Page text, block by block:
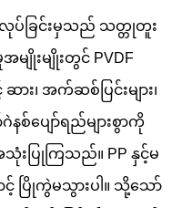
လုပ်ခြင်းမှသည် သတ္တုတူး
ျိုးမျိုးတွင် PVDF
၊ အက်ဆစ်ပြင်းများ၊
ဂဲနစ်ပျော်ရည်များစွာကို
းပြုကြသည်။ PP နှင့်မ
ပြိုကွဲမသွားပါ။ သို့သော်